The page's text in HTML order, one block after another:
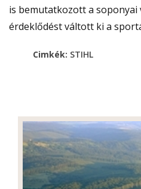
is bemutatkozott a soponyai
érdeklődést váltott ki a
Cimkék: STIHL